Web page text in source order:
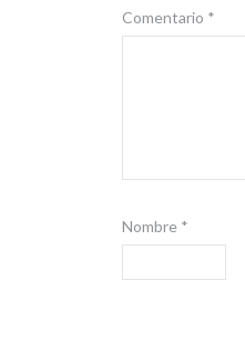
Comentario *
Nombre *